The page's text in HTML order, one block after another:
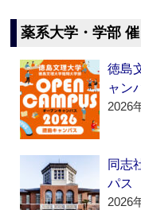
薬系大学・学部
徳島
ャン
2026
同志
パス
2026